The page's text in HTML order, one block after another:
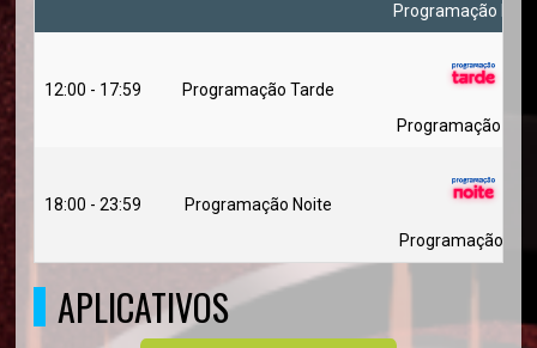
Programação
12:00 - 17:59
Programação Tarde
Programação
18:00 - 23:59
Programação Noite
Programação
APLICATIVOS